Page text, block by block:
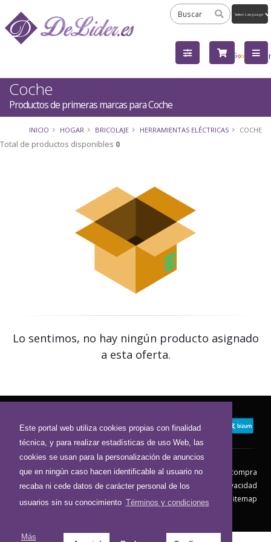
Este portal web utiliza cookies propias con finalidad
técnica, y para realizar estadísticas de uso Web, las
cookies se usan para la personalización de anuncios
que en ningún caso hacen identificable al usuario no
recaba ni cede datos de carácter personal de los
usuarios sin su conocimiento Términos y condiciones
Más
by
Coche
Productos de primeras marcas para Coche
INICIO HOGAR BRICOLAJE HERRAMIENTAS ELÉCTRICAS COCHE
Total de productos disponibles 0
Lo sentimos, no hay ningún producto asignado
a esta oferta.
Contacto Aviso Legal
Condiciones de compra
Política de envíos
Política de devolución
Política de Privacidad
Política de Cookies
Sitemap